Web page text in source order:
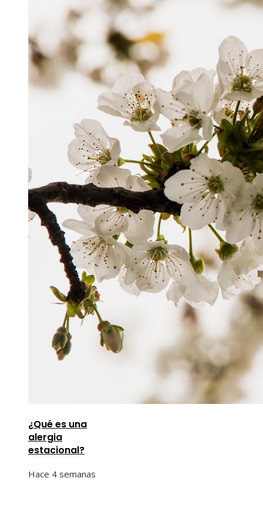
¿Qué es una
alergia
estacional?
Hace 4 semanas